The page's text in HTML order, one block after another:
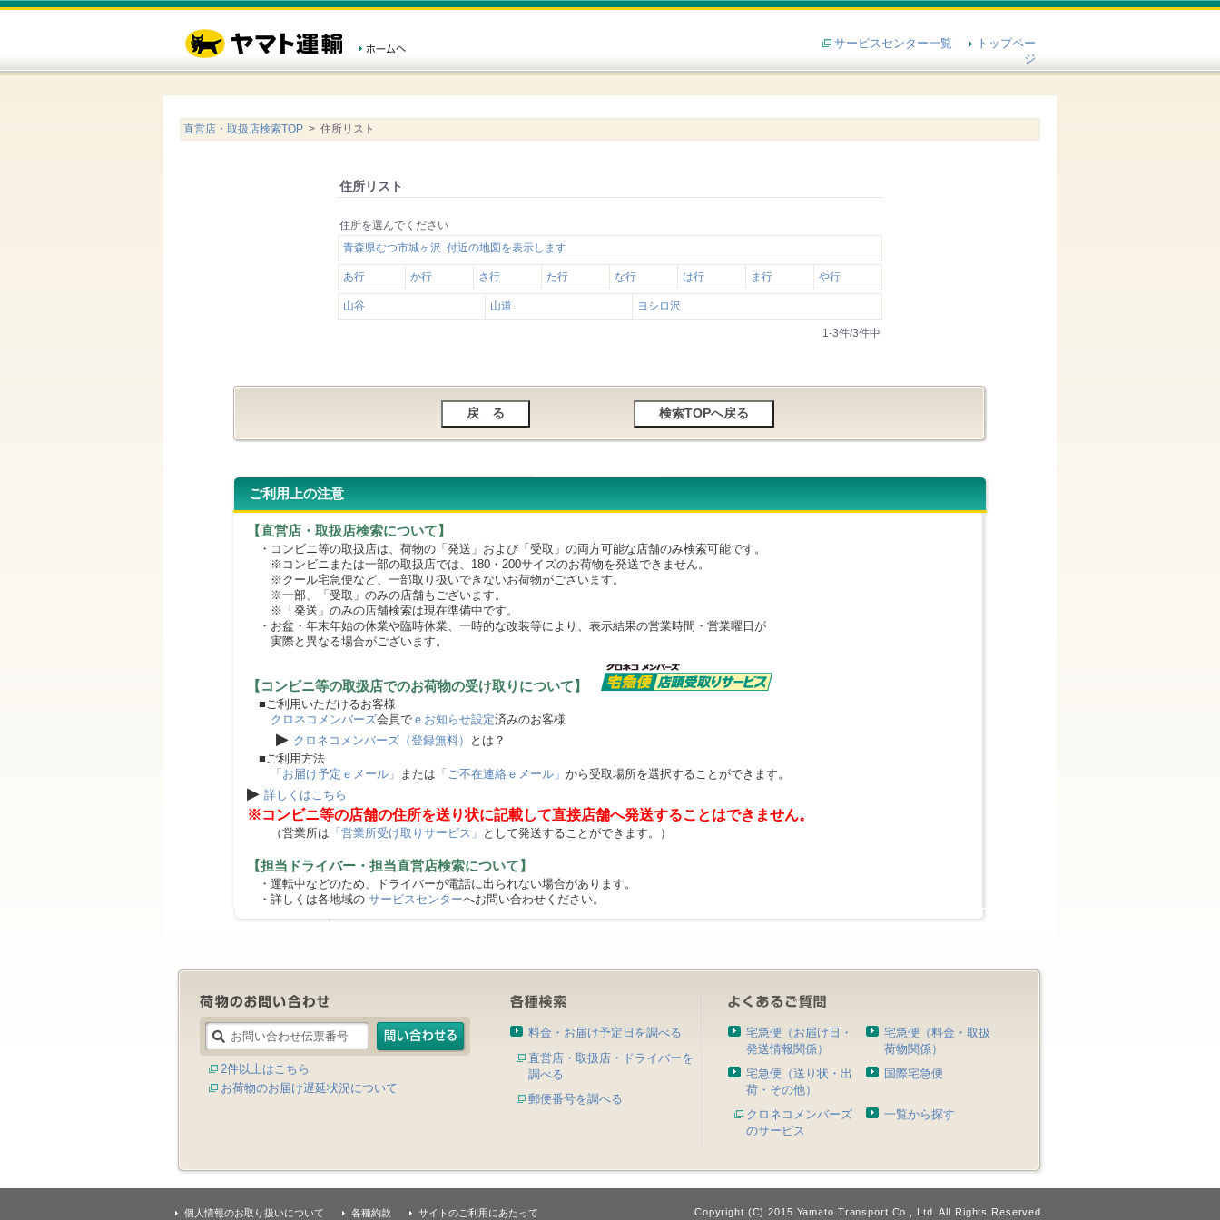
サービスセンター一覧
トップペー
ジ
直営店・取扱店検索TOP > 住所リスト
住所リスト
住所を選んでください
青森県むつ市城ヶ沢 付近の地図を表示します
あ行 か行 さ行 た行 な行 は行 ま行 や行
山谷 山道 ヨシロ沢
1-3件/3件中
ご利用上の注意
【直営店・取扱店検索について】
・コンビニ等の取扱店は、荷物の「発送」および「受取」の両方可能な店舗のみ検索可能です。
※コンビニまたは一部の取扱店では、180・200サイズのお荷物を発送できません。
※クール宅急便など、一部取り扱いできないお荷物がございます。
※一部、「受取」のみの店舗もございます。
※「発送」のみの店舗検索は現在準備中です。
・お盆・年末年始の休業や臨時休業、一時的な改装等により、表示結果の営業時間・営業曜日が
実際と異なる場合がございます。
【コンビニ等の取扱店でのお荷物の受け取りについて】
■ご利用いただけるお客様
クロネコメンバーズ会員で ｅお知らせ設定済みのお客様
▶ クロネコメンバーズ（登録無料）
とは？
■ご利用方法
「お届け予定ｅメール」 または 「ご不在連絡ｅメール」 から受取場所を選択することができます。
▶ 詳しくはこちら
※コンビニ等の店舗の住所を送り状に記載して直接店舗へ発送することはできません。
（営業所は 「営業所受け取りサービス」 として発送することができます。）
【担当ドライバー・担当直営店検索について】
・運転中などのため、ドライバーが電話に出られない場合があります。
・詳しくは各地域の サービスセンターへお問い合わせください。
2件以上はこちら
お荷物のお届け遅延状況について
料金・お届け予定日を調べる
直営店・取扱店・ドライバーを
調べる
郵便番号を調べる
宅急便（お届け日・
発送情報関係）
宅急便（料金・取扱
荷物関係）
宅急便（送り状・出
荷・その他）
国際宅急便
クロネコメンバーズ
のサービス
一覧から探す
個人情報のお取り扱いについて 各種約款 サイトのご利用にあたって Copyright (C) 2015 Yamato Transport Co., Ltd. All Rights Reserved.